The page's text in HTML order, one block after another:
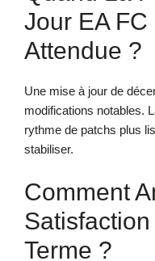
Jour EA FC
Attendue ?
Une mise à jour de
modifications notables.
rythme de patchs plus
stabiliser.
Comment
Terme ?